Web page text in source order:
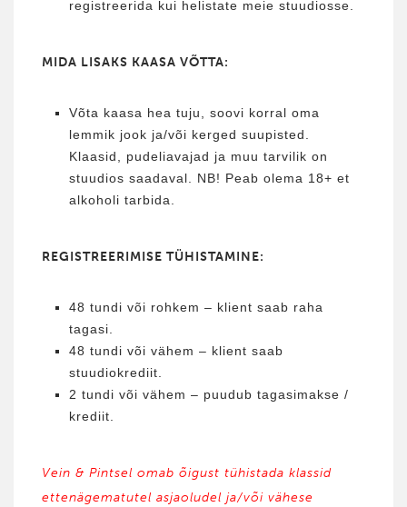
registreerida kui helistate meie stuudiosse.
MIDA LISAKS KAASA VÕTTA:
Võta kaasa hea tuju, soovi korral oma
lemmik jook ja/või kerged suupisted.
Klaasid, pudeliavajad ja muu tarvilik on
stuudios saadaval. NB! Peab olema 18+ et
alkoholi tarbida.
REGISTREERIMISE TÜHISTAMINE:
48 tundi või rohkem – klient saab raha
tagasi.
48 tundi või vähem – klient saab
stuudiokrediit.
2 tundi või vähem – puudub tagasimakse /
krediit.
Vein & Pintsel omab õigust tühistada klassid
ettenägematutel asjaoludel ja/või vähese